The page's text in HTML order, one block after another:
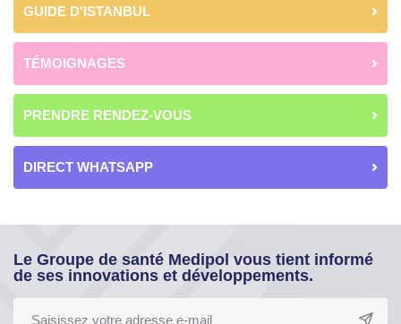
GUIDE D'ISTANBUL
TÉMOIGNAGES
PRENDRE RENDEZ-VOUS
DIRECT WHATSAPP
Le Groupe de santé Medipol vous tient informé
de ses innovations et développements.